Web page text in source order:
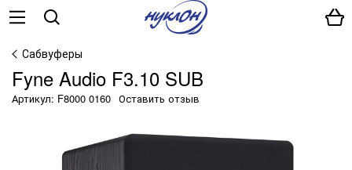
Сабвуферы
Fyne Audio F3.10 SUB
Артикул: F8000 0160 Оставить отзыв